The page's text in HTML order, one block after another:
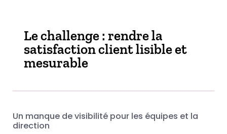
Le challenge : rendre la
satisfaction client lisible et
mesurable
Un manque de visibilité pour les équipes et la
direction